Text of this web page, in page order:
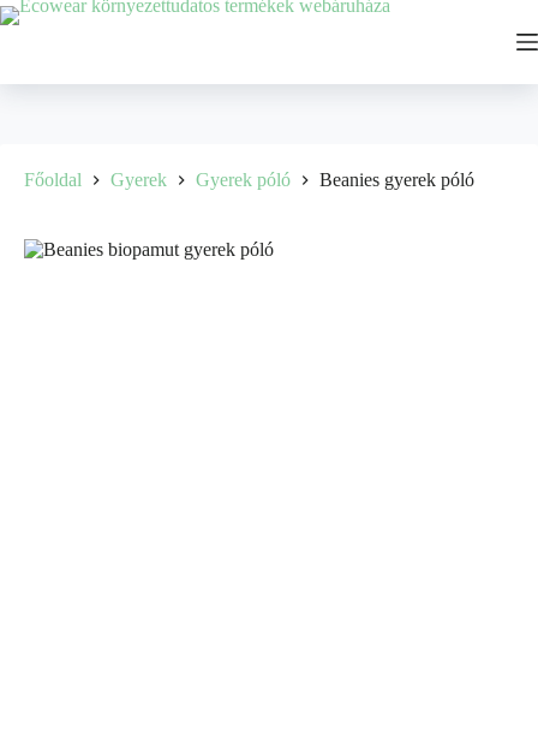
Főoldal Gyerek Gyerek póló Beanies gyerek póló